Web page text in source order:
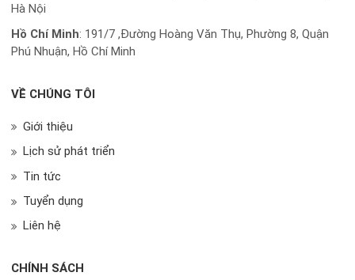
Hà Nội
Hồ Chí Minh: 191/7 ,Đường Hoàng Văn Thụ, Phường 8, Quận
Phú Nhuận, Hồ Chí Minh
VỀ CHÚNG TÔI
Giới thiệu
Lịch sử phát triển
Tin tức
Tuyển dụng
Liên hệ
CHÍNH SÁCH